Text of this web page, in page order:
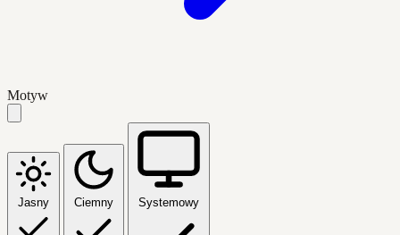
Motyw
Jasny Ciemny Systemowy